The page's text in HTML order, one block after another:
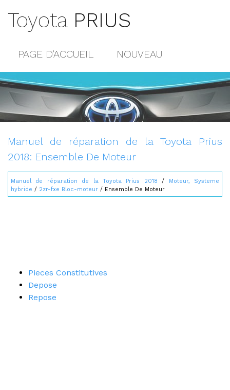
Toyota PRIUS
PAGE D'ACCUEIL NOUVEAU
POPULAIRE
CONTACTS
Manuel de réparation de la Toyota Prius
2018: Ensemble De Moteur
Manuel de réparation de la Toyota Prius 2018 /
Moteur, Systeme
hybride / 2zr-fxe Bloc-moteur / Ensemble De Moteur
Pieces Constitutives
Depose
Repose